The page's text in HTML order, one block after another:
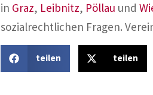
in Graz, Leibnitz, Pöllau und
sozialrechtlichen Fragen.
teilen teilen